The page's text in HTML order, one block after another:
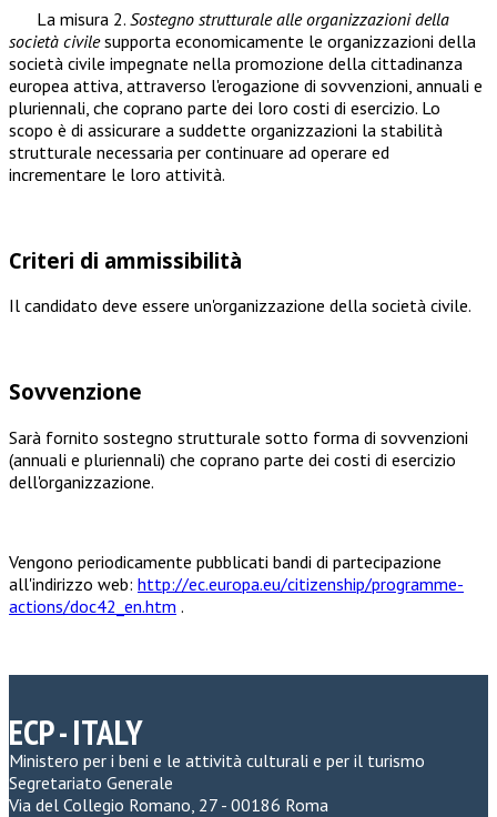
La misura 2. Sostegno strutturale alle organizzazioni della
società civilesupporta economicamente le organizzazioni della
società civile impegnate nella promozione della cittadinanza
europea attiva, attraverso l'erogazione di sovvenzioni, annuali e
pluriennali, che coprano parte dei loro costi di esercizio. Lo
scopo è di assicurare a suddette organizzazioni la stabilità
strutturale necessaria per continuare ad operare ed
incrementare le loro attività.
Criteri di ammissibilità
Il candidato deve essere un'organizzazione della società civile.
Sovvenzione
Sarà fornito sostegno strutturale sotto forma di sovvenzioni
(annuali e pluriennali) che coprano parte dei costi di esercizio
dell'organizzazione.
Vengono periodicamente pubblicati bandi di partecipazione
all'indirizzo web: http://ec.europa.eu/citizenship/programme-
actions/doc42_en.htm .
ECP - ITALY
Ministero per i beni e le attività culturali e per il turismo
Segretariato Generale
Via del Collegio Romano, 27 - 00186 Roma